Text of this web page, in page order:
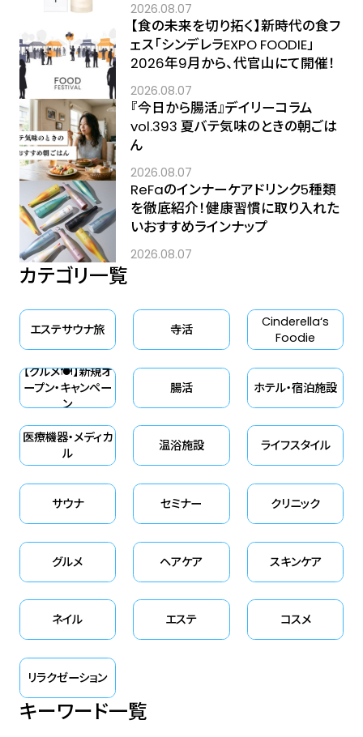
2026.08.07
【食の未来を切り拓く】新時代の食フ
ェス「シンデレラEXPO FOODIE」
2026年9月から、代官山にて開催！
2026.08.07
『今日から腸活』デイリーコラム
vol.393 夏バテ気味のときの朝ごは
ん
2026.08.07
ReFaのインナーケアドリンク5種類
を徹底紹介！健康習慣に取り入れた
いおすすめラインナップ
2026.08.07
カテゴリ一覧
エステサウナ旅 寺活
Cinderella‘s
Foodie
【グルメ🍽】新規オ
ープン・キャンペー
ン
腸活 ホテル・宿泊施設
医療機器・メディカ
ル
温浴施設 ライフスタイル
サウナ セミナー クリニック
グルメ ヘアケア スキンケア
ネイル エステ コスメ
リラクゼーション
キーワード一覧